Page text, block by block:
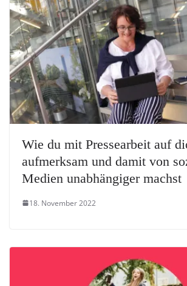
Wie du mit Pressearbeit auf
aufmerksam und damit von
Medien unabhängiger machst
18. November 2022